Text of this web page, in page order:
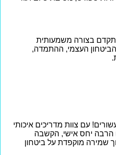
בצורה משמעותית
הביטחון העצמי, ההתמדה,
עם צוות מדריכים איכותי
הרבה יחס אישי, הקשבה
שמירה מוקפדת על ביטחון